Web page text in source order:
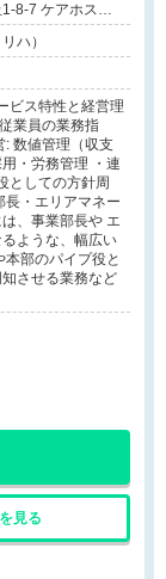
8-7 ケアホスピ
ハ）
ビス特性と経営理
業員の業務指
数値管理（収支
・労務管理 ・連
としての方針周
・エリアマネー
、事業部長や エ
ような、幅広い
部のパイプ役と
させる業務など
見る